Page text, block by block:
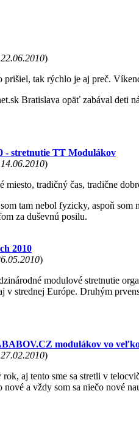
)
prišiel, tak rýchlo je aj preč.
Bratislava opäť zabával deti
- stretnutie TT Modulákov
)
miesto, tradičný čas, tradične
tam nebol fyzicky, aspoň som
za duševnú posilu.
2010
)
modulové stretnutie
v strednej Európe. Druhým
modulákov vo
)
aj tento sme sa stretli v
nové a vždy som sa niečo nové